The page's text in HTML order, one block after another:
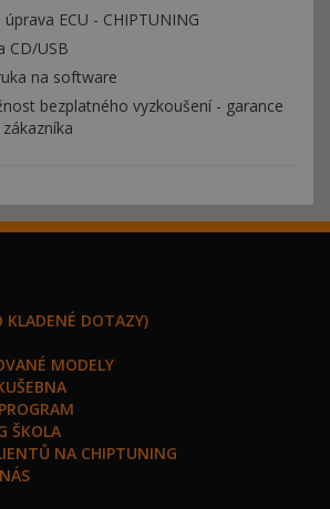
ECU - CHIPTUNING
CD/USB
na software
bezplatného vyzkoušení - garance
KLADENÉ DOTAZY)
MODELY
ŠKOLA
NA CHIPTUNING